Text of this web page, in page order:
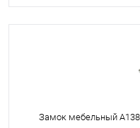
Замок мебельный